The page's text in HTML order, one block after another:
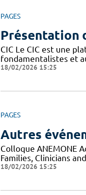
PAGES
Présentation
CIC Le CIC est une
fondamentalistes et
18/02/2026 15:25
PAGES
Autres
Colloque ANEMONE
Families, Clinicians
18/02/2026 15:25